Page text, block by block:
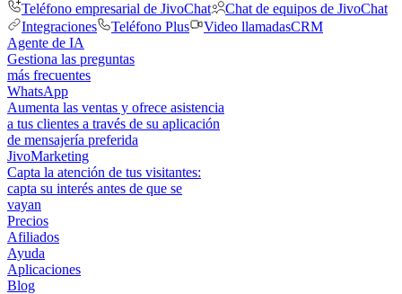
Teléfono empresarial de JivoChat
Chat de equipos de JivoChat
Integraciones
Teléfono Plus Video llamadasCRM
Agente de IA
Gestiona las preguntas
más frecuentes
WhatsApp
Aumenta las ventas y ofrece asistencia
a tus clientes a través de su aplicación
de mensajería preferida
JivoMarketing
Capta la atención de tus visitantes:
capta su interés antes de que se
vayan
Precios
Afiliados
Ayuda
Aplicaciones
Blog